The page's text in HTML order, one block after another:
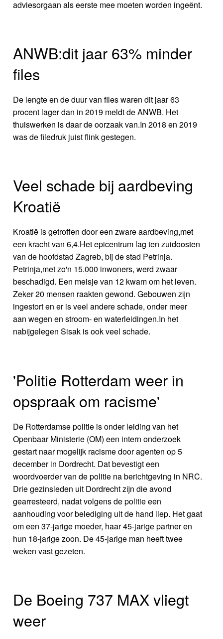
adviesorgaan als eerste mee moeten worden ingeënt.
ANWB:dit jaar 63% minder
files
De lengte en de duur van files waren dit jaar 63
procent lager dan in 2019 meldt de ANWB. Het
thuiswerken is daar de oorzaak van.In 2018 en 2019
was de filedruk juist flink gestegen.
Veel schade bij aardbeving
Kroatië
Kroatië is getroffen door een zware aardbeving,met
een kracht van 6,4.Het epicentrum lag ten zuidoosten
van de hoofdstad Zagreb, bij de stad Petrinja.
Petrinja,met zo'n 15.000 inwoners, werd zwaar
beschadigd. Een meisje van 12 kwam om het leven.
Zeker 20 mensen raakten gewond. Gebouwen zijn
ingestort en er is veel andere schade, onder meer
aan wegen en stroom- en waterleidingen.In het
nabijgelegen Sisak is ook veel schade.
'Politie Rotterdam weer in
opspraak om racisme'
De Rotterdamse politie is onder leiding van het
Openbaar Ministerie (OM) een intern onderzoek
gestart naar mogelijk racisme door agenten op 5
december in Dordrecht. Dat bevestigt een
woordvoerder van de politie na berichtgeving in NRC.
Drie gezinsleden uit Dordrecht zijn die avond
gearresteerd, nadat volgens de politie een
aanhouding voor belediging uit de hand liep. Het gaat
om een 37-jarige moeder, haar 45-jarige partner en
hun 18-jarige zoon. De 45-jarige man heeft twee
weken vast gezeten.
De Boeing 737 MAX vliegt
weer